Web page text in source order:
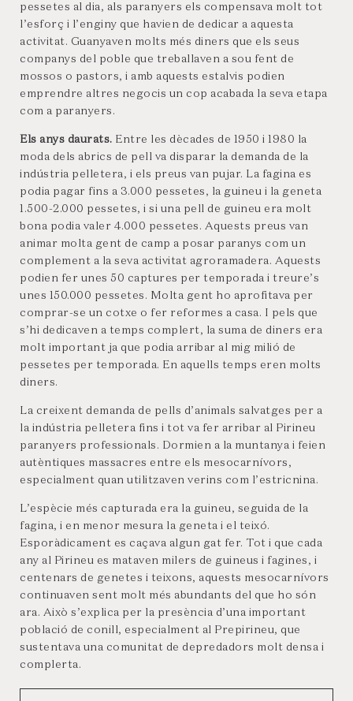
pessetes al dia, als paranyers els compensava molt tot
l’esforç i l’enginy que havien de dedicar a aquesta
activitat. Guanyaven molts més diners que els seus
companys del poble que treballaven a sou fent de
mossos o pastors, i amb aquests estalvis podien
emprendre altres negocis un cop acabada la seva etapa
com a paranyers.
Els anys daurats. Entre les dècades de 1950 i 1980 la
moda dels abrics de pell va disparar la demanda de la
indústria pelletera, i els preus van pujar. La fagina es
podia pagar fins a 3.000 pessetes, la guineu i la geneta
1.500-2.000 pessetes, i si una pell de guineu era molt
bona podia valer 4.000 pessetes. Aquests preus van
animar molta gent de camp a posar paranys com un
complement a la seva activitat agroramadera. Aquests
podien fer unes 50 captures per temporada i treure’s
unes 150.000 pessetes. Molta gent ho aprofitava per
comprar-se un cotxe o fer reformes a casa. I pels que
s’hi dedicaven a temps complert, la suma de diners era
molt important ja que podia arribar al mig milió de
pessetes per temporada. En aquells temps eren molts
diners.
La creixent demanda de pells d’animals salvatges per a
la indústria pelletera fins i tot va fer arribar al Pirineu
paranyers professionals. Dormien a la muntanya i feien
autèntiques massacres entre els mesocarnívors,
especialment quan utilitzaven verins com l’estricnina.
L’espècie més capturada era la guineu, seguida de la
fagina, i en menor mesura la geneta i el teixó.
Esporàdicament es caçava algun gat fer. Tot i que cada
any al Pirineu es mataven milers de guineus i fagines, i
centenars de genetes i teixons, aquests mesocarnívors
continuaven sent molt més abundants del que ho són
ara. Això s’explica per la presència d’una important
població de conill, especialment al Prepirineu, que
sustentava una comunitat de depredadors molt densa i
complerta.